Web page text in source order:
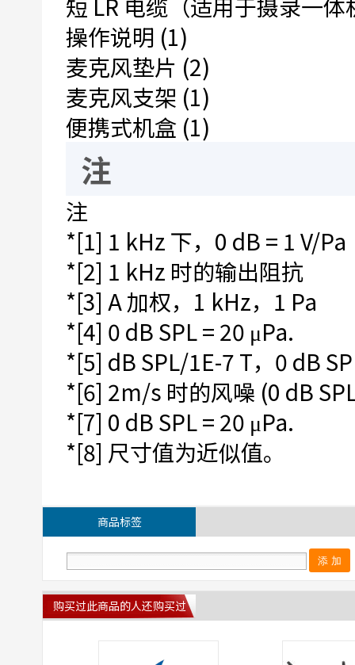
操作说明 (1)
麦克风垫片 (2)
麦克风支架 (1)
便携式机盒 (1)
注
注
*[1] 1 kHz 下，0 dB = 1 V/Pa
*[2] 1 kHz 时的输出阻抗
*[3] A 加权，1 kHz，1 Pa
*[4] 0 dB SPL = 20 μPa.
*[5] dB SPL/1E-7 T，0 dB
*[6] 2m/s 时的风噪 (0 dB
*[7] 0 dB SPL = 20 μPa.
*[8] 尺寸值为近似值。
商品标签
购买过此商品的人还购买过